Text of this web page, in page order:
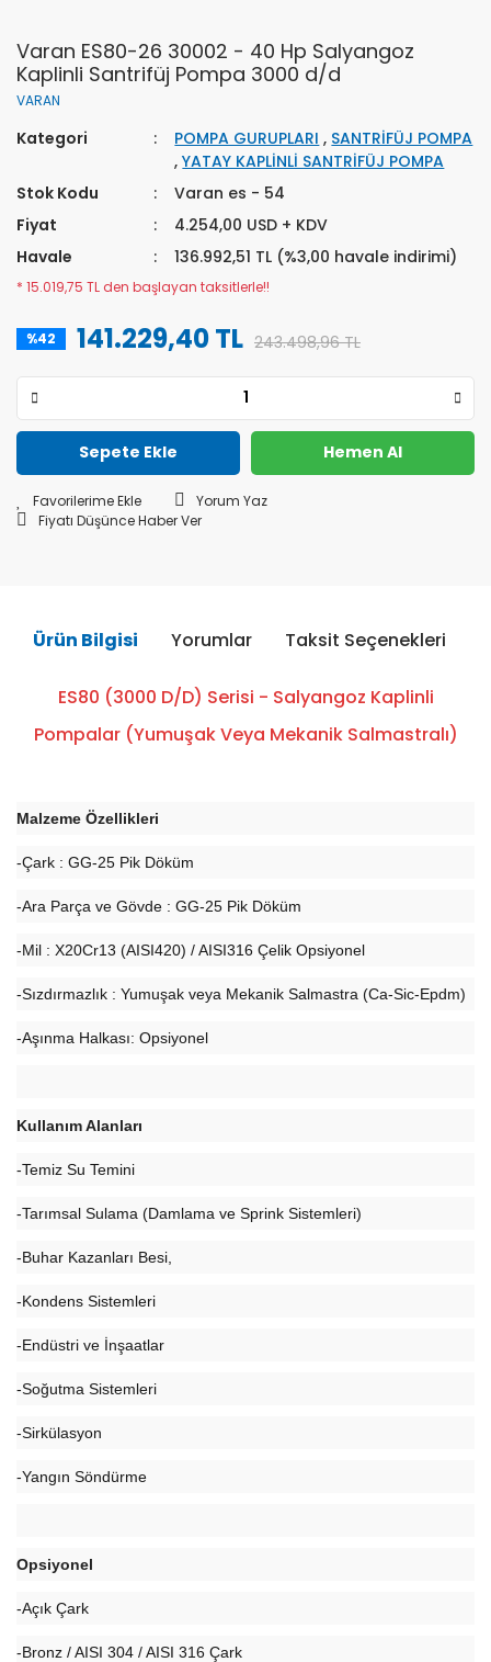
Varan ES80-26 30002 - 40 Hp Salyangoz
Kaplinli Santrifüj Pompa 3000 d/d
VARAN
Kategori POMPA GURUPLARI , SANTRİFÜJ POMPA
,YATAY KAPLİNLİ SANTRİFÜJ POMPA
Stok Kodu
Varan es - 54
Fiyat
4.254,00 USD + KDV
Havale
136.992,51 TL (%3,00 havale indirimi)
* 15.019,75 TL den başlayan taksitlerle!!
%42 141.229,40 TL 243.498,96 TL
Sepete Ekle Hemen Al
Yorum Yaz
Fiyatı Düşünce Haber Ver
Ürün Bilgisi Yorumlar Taksit Seçenekleri
ES80 (3000 D/d) Serisi - Salyangoz Kaplinli
Pompalar (Yumuşak Veya Mekanik Salmastralı)
Malzeme Özellikleri
-Çark : GG-25 Pik Döküm
-Ara Parça ve Gövde : GG-25 Pik Döküm
-Mil : X20Cr13 (AISI420) / AISI316 Çelik Opsiyonel
-Sızdırmazlık : Yumuşak veya Mekanik Salmastra (Ca-Sic-Epdm)
-Aşınma Halkası: Opsiyonel
Kullanım Alanları
-Temiz Su Temini
-Tarımsal Sulama (Damlama ve Sprink Sistemleri)
-Buhar Kazanları Besi,
-Kondens Sistemleri
-Endüstri ve İnşaatlar
-Soğutma Sistemleri
-Sirkülasyon
-Yangın Söndürme
Opsiyonel
-Açık Çark
-Bronz / AISI 304 / AISI 316 Çark